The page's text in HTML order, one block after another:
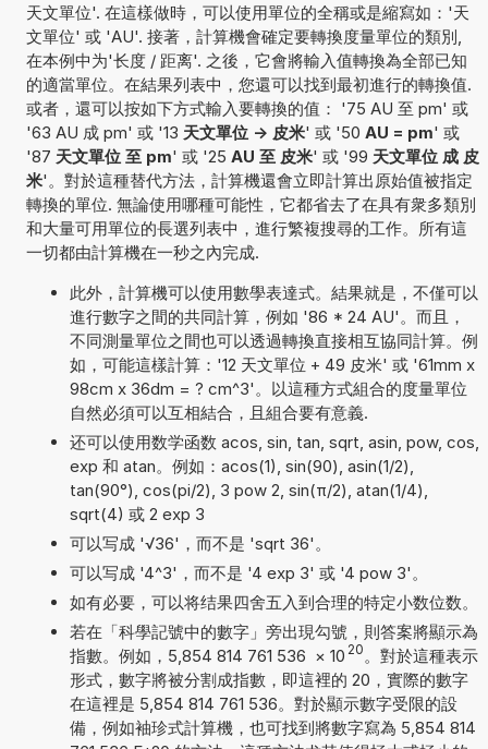
天文單位'. 在這樣做時，可以使用單位的全稱或是縮寫如：'天
文單位' 或 'AU'. 接著，計算機會確定要轉換度量單位的類別,
在本例中为'长度 / 距离'. 之後，它會將輸入值轉換為全部已知
的適當單位。在結果列表中，您還可以找到最初進行的轉換值.
或者，還可以按如下方式輸入要轉換的值： '75 AU 至 pm' 或
'63 AU 成 pm' 或 '13 天文單位 -> 皮米' 或 '50 AU = pm' 或
'87 天文單位 至 pm' 或 '25 AU 至 皮米' 或 '99 天文單位 成 皮
米'。對於這種替代方法，計算機還會立即計算出原始值被指定
轉換的單位. 無論使用哪種可能性，它都省去了在具有衆多類別
和大量可用單位的長選列表中，進行繁複搜尋的工作。所有這
一切都由計算機在一秒之內完成.
此外，計算機可以使用數學表達式。結果就是，不僅可以
進行數字之間的共同計算，例如 '86 * 24 AU'。而且，
不同測量單位之間也可以透過轉換直接相互協同計算。例
如，可能這樣計算：'12 天文單位 + 49 皮米' 或 '61mm x
98cm x 36dm = ? cm^3'。以這種方式組合的度量單位
自然必須可以互相結合，且組合要有意義.
还可以使用数学函数 acos, sin, tan, sqrt, asin, pow, cos,
exp 和 atan。例如：acos(1), sin(90), asin(1/2),
tan(90°), cos(pi/2), 3 pow 2, sin(π/2), atan(1/4),
sqrt(4) 或 2 exp 3
可以写成 '√36'，而不是 'sqrt 36'。
可以写成 '4^3'，而不是 '4 exp 3' 或 '4 pow 3'。
如有必要，可以将结果四舍五入到合理的特定小数位数。
若在「科學記號中的數字」旁出現勾號，則答案將顯示為
指數。例如，5,854 814 761 536 × 10 20 。對於這種表示
形式，數字將被分割成指數，即這裡的 20，實際的數字
在這裡是 5,854 814 761 536。對於顯示數字受限的設
備，例如袖珍式計算機，也可找到將數字寫為 5,854 814